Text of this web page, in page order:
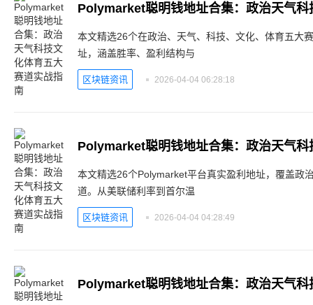
Polymarket聪明钱地址合集：政治天气
本文精选26个在政治、天气、科技、文化、体育五大
址，涵盖胜率、盈利结构与
区块链资讯 2026-04-04 06:28:18
Polymarket聪明钱地址合集：政治天气
本文精选26个Polymarket平台真实盈利地址，覆盖政
道。从美联储利率到首尔温
区块链资讯 2026-04-04 04:28:49
Polymarket聪明钱地址合集：政治天气